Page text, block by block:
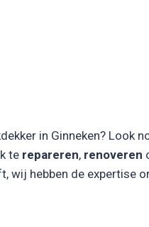
in Ginneken? Look
te repareren, renoveren
wij hebben de expertise